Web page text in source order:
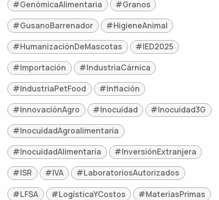
#GenómicaAlimentaria
#Granos
#GusanoBarrenador
#HigieneAnimal
#HumanizaciónDeMascotas
#IED2025
#Importación
#IndustriaCárnica
#IndustriaPetFood
#Inflación
#InnovaciónAgro
#Inocuidad
#Inocuidad3G
#InocuidadAgroalimentaria
#InocuidadAlimentaria
#InversiónExtranjera
#ISR
#IVA
#LaboratoriosAutorizados
#LFSA
#LogísticaYCostos
#MateriasPrimas